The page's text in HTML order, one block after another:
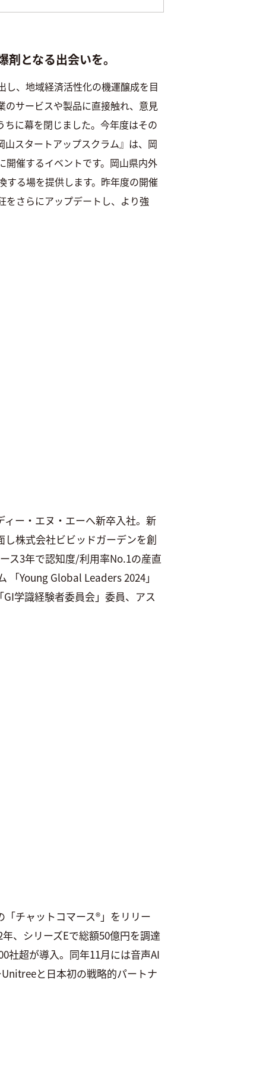
となる出会いを。
、地域経済活性化の機運醸成を目
サービスや製品に直接触れ、意見
に幕を閉じました。今年度はその
スタートアップスクラム』は、岡
催するイベントです。岡山県内外
する場を提供します。昨年度の開催
をさらにアップデートし、より強
ー・エヌ・エーへ新卒入社。新
株式会社ビビッドガーデンを創
ス3年で認知度/利用率No.1の産直
Young Global Leaders 2024」
学識経験者委員会」委員、アス
チャットコマース®」をリリー
、シリーズEで総額50億円を調達
社超が導入。同年11月には音声AI
と日本初の戦略的パートナ